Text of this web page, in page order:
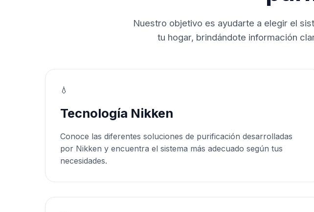
Nuestro objetivo es ayudarte a elegir el
tu hogar, brindándote información
💧
Tecnología Nikken
Conoce las diferentes soluciones de purificación desarrolladas
por Nikken y encuentra el sistema más adecuado según tus
necesidades.